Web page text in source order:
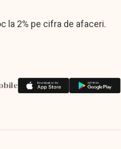
la 2% pe cifra de afaceri.